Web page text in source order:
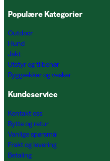
Populære Kategorier
Outdoor
Hund
Jakt
Utstyr og tilbehør
Ryggsekker og vesker
Kundeservice
Kontakt oss
Bytte og retur
Vanlige spørsmål
Frakt og levering
Betaling